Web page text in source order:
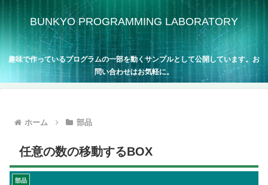
BUNKYO PROGRAMMING LABORATORY
趣味で作っているプログラムの一部を動くサンプルとして公開しています。お
問い合わせはお気軽に。
ホーム 部品
任意の数の移動するBOX
部品